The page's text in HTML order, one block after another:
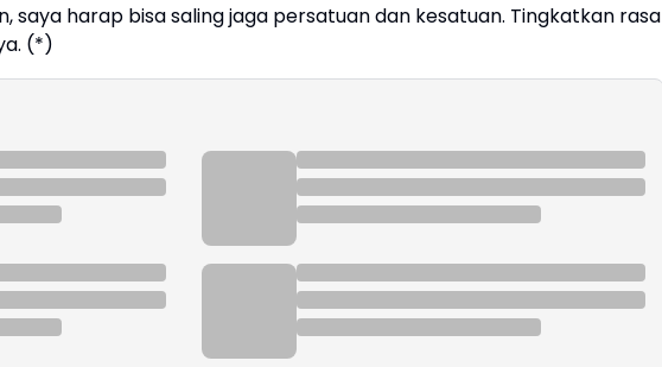
saya harap bisa saling jaga persatuan dan kesatuan. Tingkatkan rasa
(*)